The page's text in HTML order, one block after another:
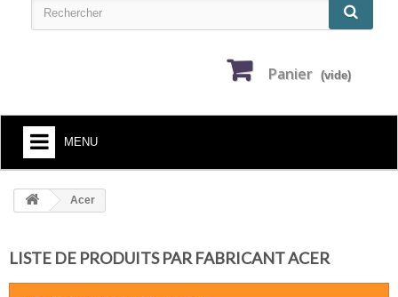
Panier (vide)
MENU
HOME
SMARTPHONE ET TABLETTE
Acer
LISTE DE PRODUITS PAR FABRICANT ACER